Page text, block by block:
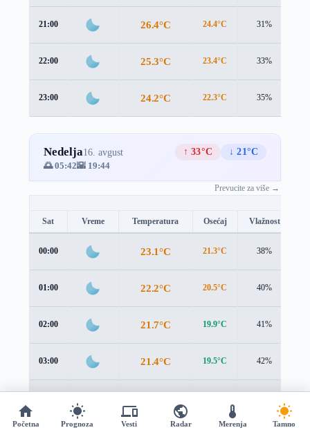
21:00 26.4°C 24.4°C 31%
22:00 25.3°C 23.4°C 33%
23:00 24.2°C 22.3°C 35%
Nedelja16. avgust ↑ 33°C
↓ 21°C
🌅 05:42🌇 19:44
Prevucite za više →
Sat Vreme Temperatura Osećaj Vlažnost
00:00 23.1°C 21.3°C 38%
01:00 22.2°C 20.5°C 40%
02:00 21.7°C 19.9°C 41%
03:00 21.4°C 19.5°C 42%
Početna Prognoza Vesti Radar Merenja Tamno